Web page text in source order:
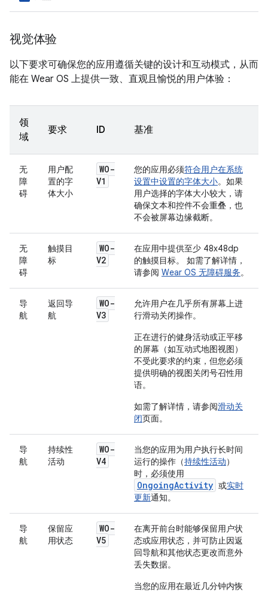
视觉体验
以下要求可确保您的应用遵循关键的设计和互动模式，从而
能在 Wear OS 上提供一致、直观且愉悦的用户体验：
领
域
要求 ID 基准
无
障
碍
用户配
置的字
体大小
WO-
V1
您的应用必须符合用户在系统
设置中设置的字体大小。如果
用户选择的字体大小较大，请
确保文本和控件不会重叠，也
不会被屏幕边缘截断。
无
障
碍
触摸目
标
WO-
V2
在应用中提供至少 48x48dp
的触摸目标。 如需了解详情，
请参阅 Wear OS 无障碍服务。
导
航
返回导
航
WO-
V3
允许用户在几乎所有屏幕上进
行滑动关闭操作。
正在进行的健身活动或正平移
的屏幕（如互动式地图视图）
不受此要求的约束，但您必须
提供明确的视图关闭号召性用
语。
如需了解详情，请参阅滑动关
闭页面。
导
航
持续性
活动
WO-
V4
当您的应用为用户执行长时间
运行的操作（持续性活动）
时，必须使用
OngoingActivity 或实时
更新通知。
导
航
保留应
用状态
WO-
V5
在离开前台时能够保留用户状
态或应用状态，并可防止因返
回导航和其他状态更改而意外
丢失数据。
当您的应用在最近几分钟内恢